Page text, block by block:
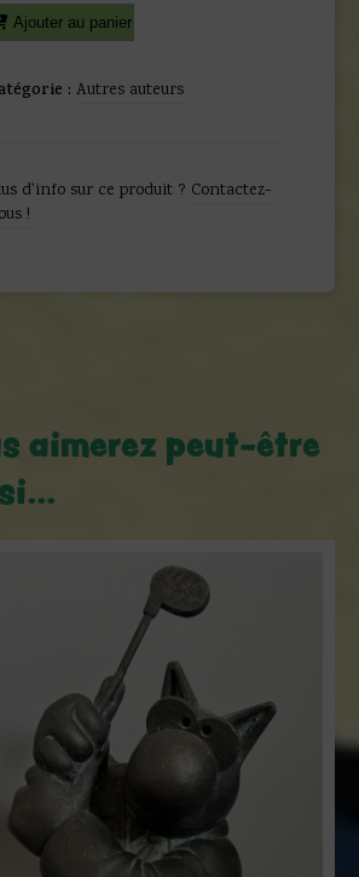
Ajouter au panier
: Autres auteurs
d'info sur ce produit ? Contactez-
!
aimerez peut-être